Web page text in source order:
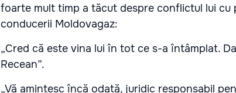
foarte mult timp a tăcut despre conflictul lui cu
conducerii Moldovagaz:
„Cred că este vina lui în tot ce s-a întâmplat.
Recean”.
„Vă amintesc încă odată, juridic responsabil